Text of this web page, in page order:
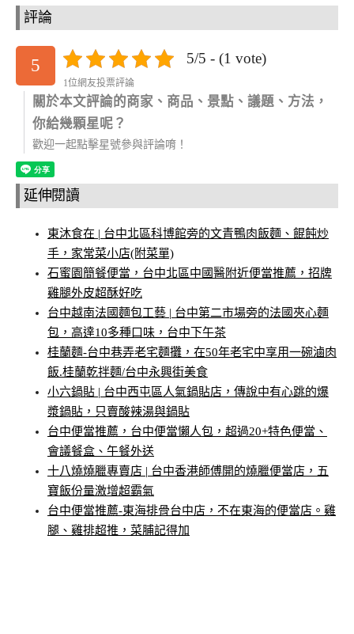
評論
5 5/5 - (1 vote)
1位網友投票評論
關於本文評論的商家、商品、景點、議題、方法，
你給幾顆星呢？
歡迎一起點擊星號參與評論唷！
延伸閱讀
東沐食在 | 台中北區科博館旁的文青鴨肉飯麵、餛飩炒
手，家常菜小店(附菜單)
石蜜園簡餐便當，台中北區中國醫附近便當推薦，招牌
雞腿外皮超酥好吃
台中越南法國麵包工藝 | 台中第二市場旁的法國夾心麵
包，高達10多種口味，台中下午茶
桂蘭麵-台中巷弄老宅麵攤，在50年老宅中享用一碗滷肉
飯.桂蘭乾拌麵/台中永興街美食
小六鍋貼 | 台中西屯區人氣鍋貼店，傳說中有心跳的爆
漿鍋貼，只賣酸辣湯與鍋貼
台中便當推薦，台中便當懶人包，超過20+特色便當、
會議餐盒、午餐外送
十八燒燒臘專賣店 | 台中香港師傅開的燒臘便當店，五
寶飯份量激增超霸氣
台中便當推薦-東海排骨台中店，不在東海的便當店。雞
腿、雞排超推，菜脯記得加